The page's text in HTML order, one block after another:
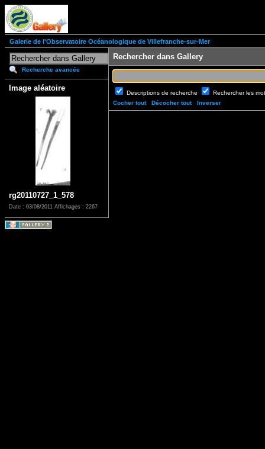
Galerie de l'Observatoire Océanologique de Villefranche-sur-Mer
Recherche avancée
Image aléatoire
rg20110727_1_578
Date : 03/08/2011 Affichages : 2267
Rechercher dans Gallery
Descriptions de recherche
Rechercher les
Cocher tout
Décocher tout Inverser